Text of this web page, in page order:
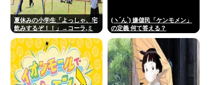
夏休みの小学生「よっしゃ、宅
飲みするぞ！！」→コーラ,ミ
(ヽ´ん`) 嫌儲民「ケンモメン」
の定義 何て答える？